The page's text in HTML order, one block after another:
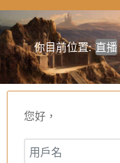
你目前位置:直播
您好，
用戶名